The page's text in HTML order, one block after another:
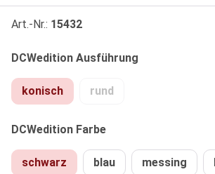
Art.-Nr.: 15432
DCWedition Ausführung
konisch rund(Diese Option ist
DCWedition Farbeauswählen
schwarz blau messing